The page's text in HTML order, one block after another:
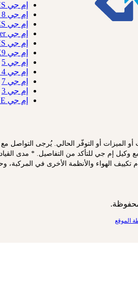
إم جي HS هايبرد+
إم جي 8 PHEV
إم جي ZS
إم جي Cyberster
إم جي HS
إم جي RX9
إم جي 5
إم جي 4 الكهربائية
إم جي 7
إم جي 3
إم جي ONE
الميزات أو التوفّر الحالي. يُرجى التواصل
إم جي للتأكد من التفاصيل. * مدى
الهواء والأنظمة الأخرى في المركبة،
الموقع